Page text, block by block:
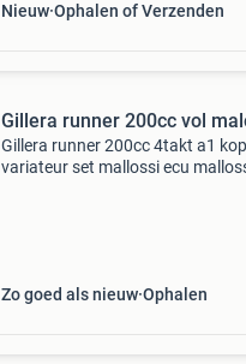
Nieuw Ophalen of Verzenden
Gillera runner 200cc vol
Gillera runner 200cc 4takt a1
variateur set mallossi ecu
Zo goed als nieuw Ophalen